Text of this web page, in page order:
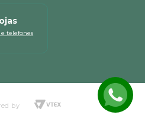
e telefones
by